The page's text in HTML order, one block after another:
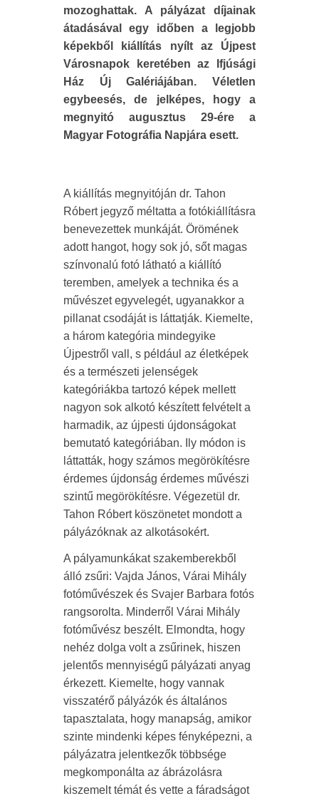
mozoghattak. A pályázat díjainak
átadásával egy időben a legjobb
képekből kiállítás nyílt az Újpest
Városnapok keretében az Ifjúsági
Ház Új Galériájában. Véletlen
egybeesés, de jelképes, hogy a
megnyitó augusztus 29-ére a
Magyar Fotográfia Napjára esett.
A kiállítás megnyitóján dr. Tahon
Róbert jegyző méltatta a fotókiállításra
benevezettek munkáját. Örömének
adott hangot, hogy sok jó, sőt magas
színvonalú fotó látható a kiállító
teremben, amelyek a technika és a
művészet egyvelegét, ugyanakkor a
pillanat csodáját is láttatják. Kiemelte,
a három kategória mindegyike
Újpestről vall, s például az életképek
és a természeti jelenségek
kategóriákba tartozó képek mellett
nagyon sok alkotó készített felvételt a
harmadik, az újpesti újdonságokat
bemutató kategóriában. Ily módon is
láttatták, hogy számos megörökítésre
érdemes újdonság érdemes művészi
szintű megörökítésre. Végezetül dr.
Tahon Róbert köszönetet mondott a
pályázóknak az alkotásokért.
A pályamunkákat szakemberekből
álló zsűri: Vajda János, Várai Mihály
fotóművészek és Svajer Barbara fotós
rangsorolta. Minderről Várai Mihály
fotóművész beszélt. Elmondta, hogy
nehéz dolga volt a zsűrinek, hiszen
jelentős mennyiségű pályázati anyag
érkezett. Kiemelte, hogy vannak
visszatérő pályázók és általános
tapasztalata, hogy manapság, amikor
szinte mindenki képes fényképezni, a
pályázatra jelentkezők többsége
megkomponálta az ábrázolásra
kiszemelt témát és vette a fáradságot